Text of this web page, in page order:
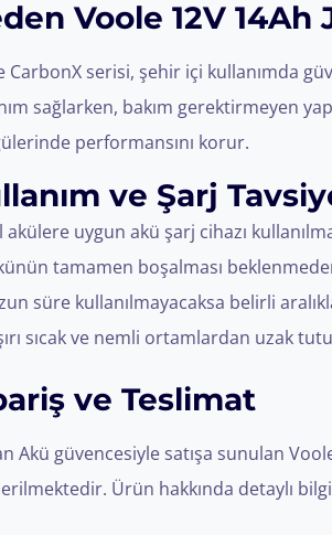
Voole 12V 14Ah
CarbonX serisi, şehir içi kullanımda
sağlarken, bakım gerektirmeyen
performansını korur.
ve Şarj
akülere uygun akü şarj cihazı
tamamen boşalması
süre kullanılmayacaksa belirli
sıcak ve nemli ortamlardan uzak
ve Teslimat
Akü güvencesiyle satışa sunulan
Ürün hakkında detaylı